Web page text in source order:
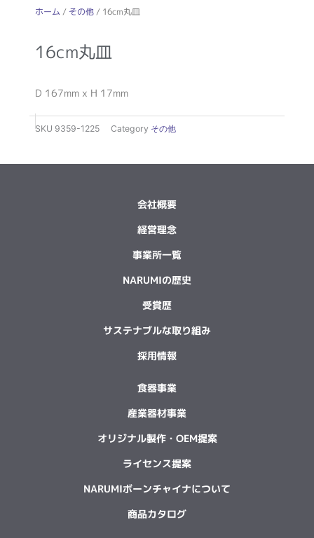
ホーム / その他/ 16cm丸皿
16cm丸皿
D 167mm x H 17mm
SKU 9359-1225 Category その他
会社概要
経営理念
事業所一覧
NARUMIの歴史
受賞歴
サステナブルな取り組み
採用情報
食器事業
産業器材事業
オリジナル製作・OEM提案
ライセンス提案
NARUMIボーンチャイナについて
商品カタログ